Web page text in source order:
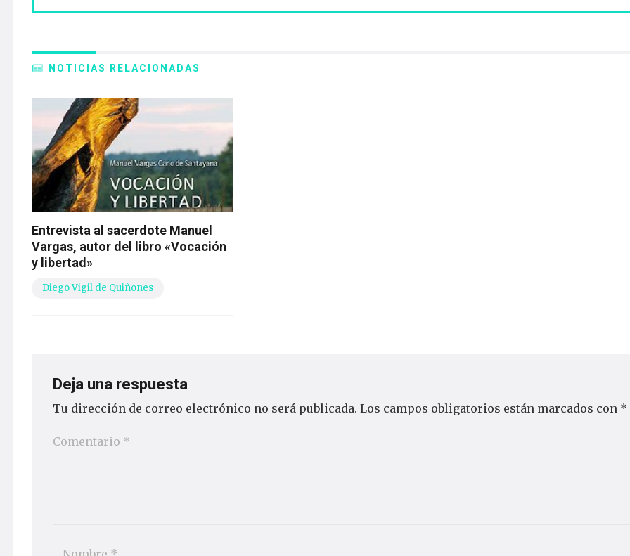
NOTICIAS RELACIONADAS
Entrevista al sacerdote Manuel
Vargas, autor del libro «Vocación
y libertad»
Diego Vigil de Quiñones
Deja una respuesta
Tu dirección de correo electrónico no será publicada. Los campos obligatorios están marcados con *